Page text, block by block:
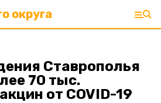
округа
Ставрополья
70 тыс.
от COVID-19